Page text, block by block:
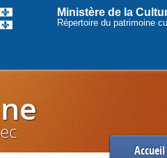
Ministère de la
Répertoire du patrimoine
Accueil